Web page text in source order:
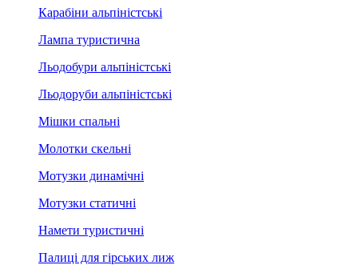
Карабіни альпіністські
Лампа туристична
Льодобури альпіністські
Льодоруби альпіністські
Мішки спальні
Молотки скельні
Мотузки динамічні
Мотузки статичні
Намети туристичні
Палиці для гірських лиж